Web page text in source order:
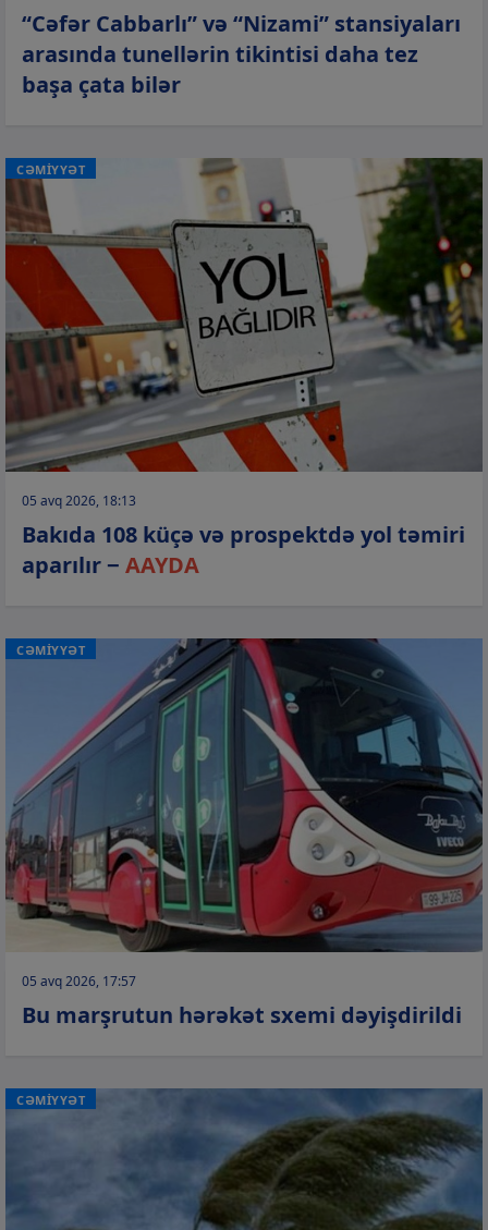
“Cəfər Cabbarlı” və “Nizami” stansiyaları
arasında tunellərin tikintisi daha tez
başa çata bilər
CƏMİYYƏT
05 avq 2026, 18:13
Bakıda 108 küçə və prospektdə yol təmiri
aparılır − AAYDA
CƏMİYYƏT
05 avq 2026, 17:57
Bu marşrutun hərəkət sxemi dəyişdirildi
CƏMİYYƏT